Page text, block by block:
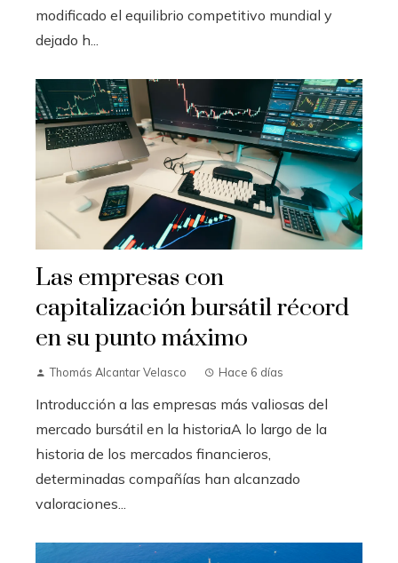
modificado el equilibrio competitivo mundial y
dejado h...
Las empresas con
capitalización bursátil récord
en su punto máximo
Thomás Alcantar Velasco Hace 6 días
Introducción a las empresas más valiosas del
mercado bursátil en la historiaA lo largo de la
historia de los mercados financieros,
determinadas compañías han alcanzado
valoraciones...